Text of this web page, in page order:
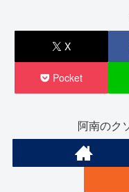
X
Pocket
阿南のク